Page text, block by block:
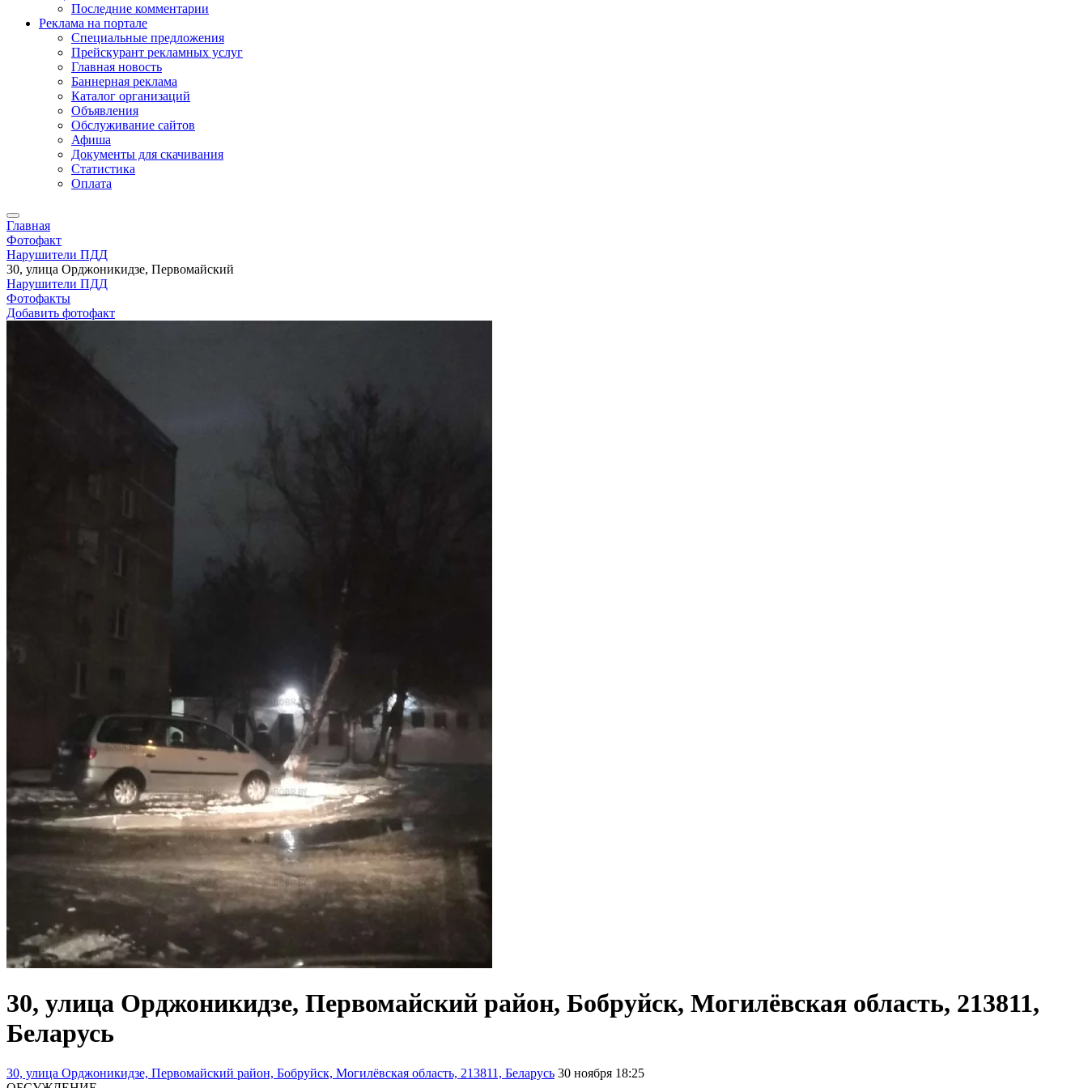
Последние комментарии
Реклама на портале
Специальные предложения
Прейскурант рекламных услуг
Главная новость
Баннерная реклама
Каталог организаций
Объявления
Обслуживание сайтов
Афиша
Документы для скачивания
Статистика
Оплата
Главная
Фотофакт
Нарушители ПДД
30, улица Орджоникидзе, Первомайский
Нарушители ПДД
Фотофакты
Добавить фотофакт
30, улица Орджоникидзе, Первомайский район, Бобруйск, Могилёвская область, 213811,
Беларусь
30, улица Орджоникидзе, Первомайский район, Бобруйск, Могилёвская область, 213811, Беларусь 30 ноября 18:25